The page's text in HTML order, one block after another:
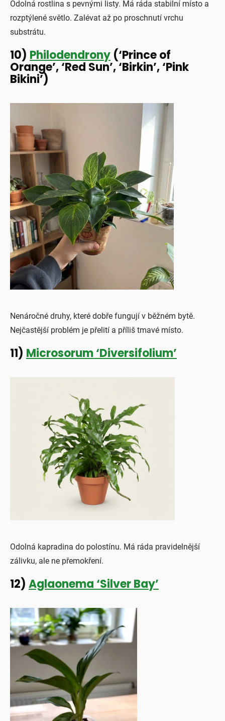
Odolná rostlina s pevnými listy. Má ráda stabilní místo a
rozptýlené světlo. Zalévat až po proschnutí vrchu
substrátu.
10) Philodendrony (‘Prince of
Orange’, ‘Red Sun’, ‘Birkin’, ‘Pink
Bikini’)
Nenáročné druhy, které dobře fungují v běžném bytě.
Nejčastější problém je přelití a příliš tmavé místo.
11) Microsorum ‘Diversifolium’
Odolná kapradina do polostínu. Má ráda pravidelnější
zálivku, ale ne přemokření.
12) Aglaonema ‘Silver Bay’